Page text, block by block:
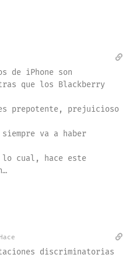
de iPhone son
que los Blackberry
prepotente, prejuicioso
va a haber
lo cual, hace este
discriminatorias